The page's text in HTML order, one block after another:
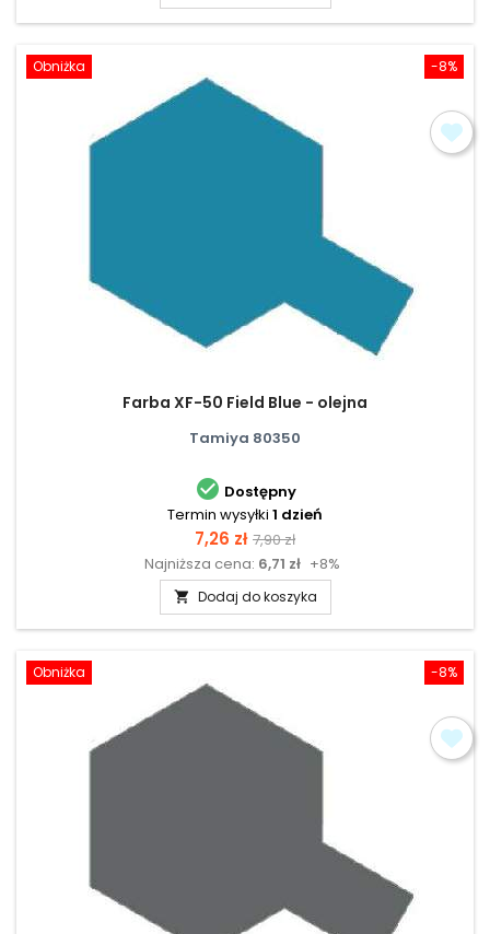
-8%
Obniżka
Farba XF-50 Field Blue - olejna
Tamiya 80350
 Dostępny
Termin wysyłki 1 dzień
Cena
7,26 zł Cena
podstawowa
7,90 zł
Najniższa cena: 6,71 zł +8%
 Dodaj do koszyka
-8%
Obniżka